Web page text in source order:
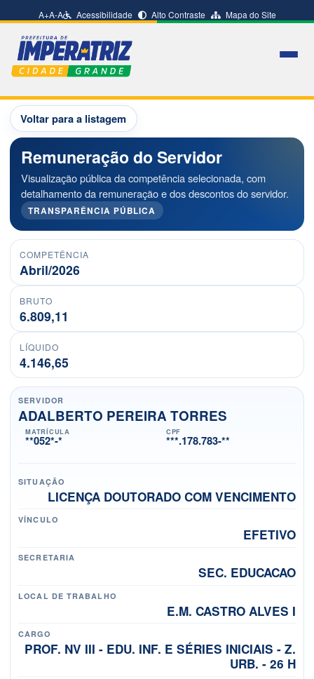
A+A-A Acessibilidade Alto Contraste Mapa do Site
Voltar para a listagem
Remuneração do Servidor
Visualização pública da competência selecionada, com
detalhamento da remuneração e dos descontos do servidor.
TRANSPARÊNCIA PÚBLICA
COMPETÊNCIA
Abril/2026
BRUTO
6.809,11
LÍQUIDO
4.146,65
SERVIDOR
ADALBERTO PEREIRA TORRES
MATRÍCULA
**052*-*
CPF
***.178.783-**
SITUAÇÃO
LICENÇA DOUTORADO COM VENCIMENTO
VÍNCULO
EFETIVO
SECRETARIA
SEC. EDUCACAO
LOCAL DE TRABALHO
E.M. CASTRO ALVES I
CARGO
PROF. NV III - EDU. INF. E SÉRIES INICIAIS - Z.
URB. - 26 H